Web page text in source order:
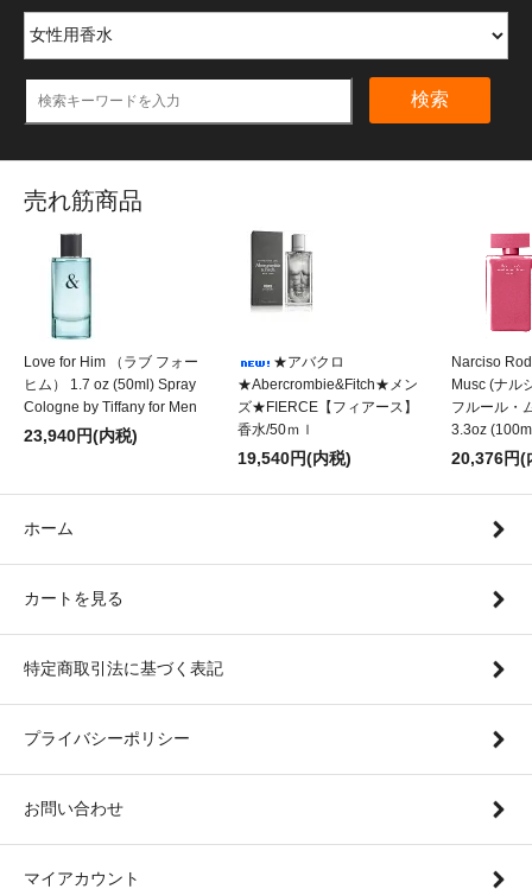
検索
売れ筋商品
Love for Him （ラブ フォー
ヒム） 1.7 oz (50ml) Spray
Cologne by Tiffany for Men
23,940円(内税)
★アバクロ
★Abercrombie&Fitch★メン
ズ★FIERCE【フィアース】
香水/50ｍｌ
19,540円(内税)
Narciso
Musc (ナル
フルール・
3.3oz
20,376円(
ホーム
カートを見る
特定商取引法に基づく表記
プライバシーポリシー
お問い合わせ
マイアカウント